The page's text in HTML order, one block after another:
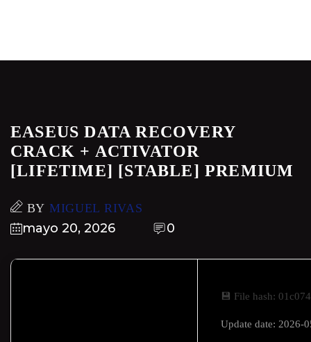
EASEUS DATA RECOVERY
CRACK + ACTIVATOR
[LIFETIME] [STABLE] PREMIUM
BY MIGUEL RIVAS
mayo 20, 2026 0
💾 File hash:
Update date: 2026-